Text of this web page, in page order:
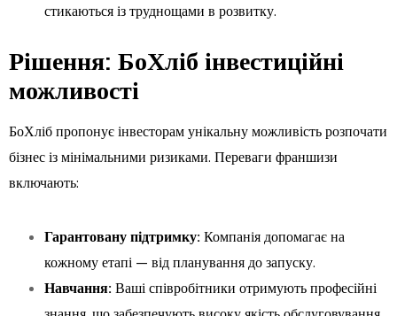
стикаються із труднощами в розвитку.
Рішення: БоХліб інвестиційні
можливості
БоХліб пропонує інвесторам унікальну можливість розпочати
бізнес із мінімальними ризиками. Переваги франшизи
включають:
Гарантовану підтримку: Компанія допомагає на
кожному етапі — від планування до запуску.
Навчання: Ваші співробітники отримують професійні